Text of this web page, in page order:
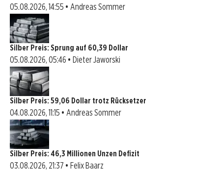
05.08.2026, 14:55 • Andreas Sommer
Silber Preis: Sprung auf 60,39 Dollar
05.08.2026, 05:46 • Dieter Jaworski
Silber Preis: 59,06 Dollar trotz Rücksetzer
04.08.2026, 11:15 • Andreas Sommer
Silber Preis: 46,3 Millionen Unzen Defizit
03.08.2026, 21:37 • Felix Baarz